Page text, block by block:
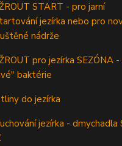
START - pro jarní
jezírka nebo pro
nádrže
pro jezírka SEZÓNA -
baktérie
do jezírka
jezírka - dmychadla